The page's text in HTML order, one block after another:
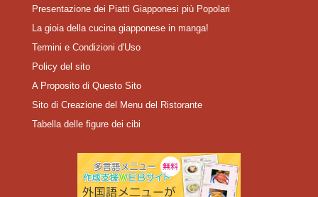
Presentazione dei Piatti Giapponesi più Popolari
La gioia della cucina giapponese in manga!
Termini e Condizioni d'Uso
Policy del sito
A Proposito di Questo Sito
Sito di Creazione del Menu del Ristorante
Tabella delle figure dei cibi